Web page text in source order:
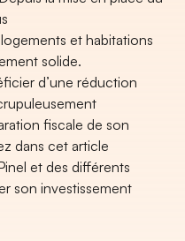
et habitations
solide.
d’une réduction
fiscale de son
dans cet article
et des différents
son investissement